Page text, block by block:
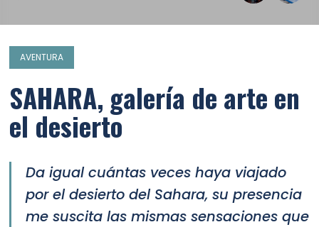
AVENTURA
SAHARA, galería de arte en
el desierto
Da igual cuántas veces haya viajado
por el desierto del Sahara, su presencia
me suscita las mismas sensaciones que